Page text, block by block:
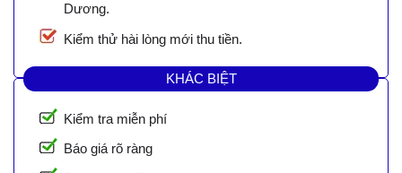
Dương.
Kiểm thử hài lòng mới thu tiền.
KHÁC BIỆT
Kiểm tra miễn phí
Báo giá rõ ràng